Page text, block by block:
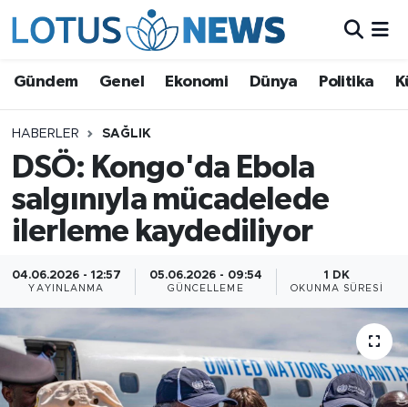
Gündem Genel Ekonomi Dünya Politika
HABERLER SAĞLIK
DSÖ: Kongo'da Ebola
salgınıyla mücadelede
ilerleme kaydediliyor
04.06.2026 - 12:57
YAYINLANMA
05.06.2026 - 09:54
GÜNCELLEME
1 DK
OKUNMA SÜRESI
Ekonomi
Dünya
Politika
Bilim ve Teknoloji
Çin Fuarları